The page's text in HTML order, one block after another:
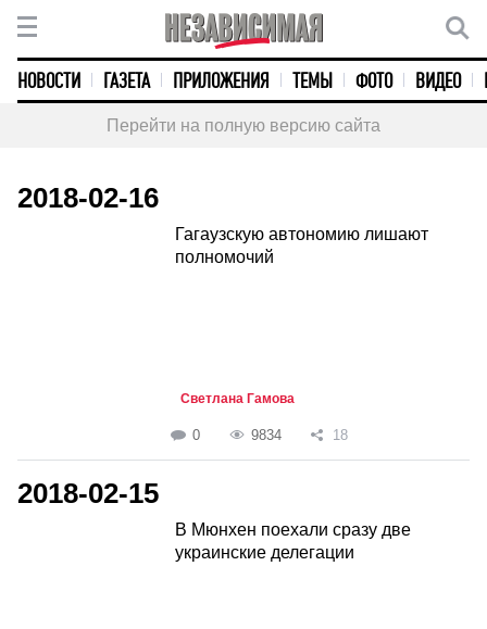
НОВОСТИ ГАЗЕТА ПРИЛОЖЕНИЯ ТЕМЫ ФОТО ВИДЕО
Перейти на полную версию сайта
2018-02-16
Гагаузскую автономию лишают
полномочий
Светлана Гамова
0 9834 18
2018-02-15
В Мюнхен поехали сразу две
украинские делегации